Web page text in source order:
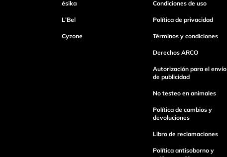
Escribe un comentario
Enviar Comentario
ésika
L'Bel
Cyzone
Condiciones de uso
Política de privacidad
Términos y condiciones
Derechos ARCO
Autorización para el envío
de publicidad
No testeo en animales
Política de cambios y
devoluciones
Libro de reclamaciones
Política antisoborno y